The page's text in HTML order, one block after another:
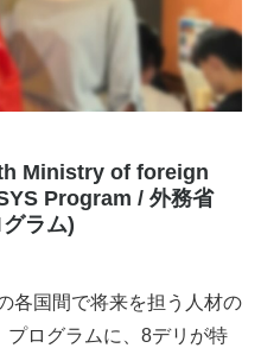
Ministry of foreign
Program / 外務省
ラム)
各国間で将来を担う人材の
ログラムに、8デリが特